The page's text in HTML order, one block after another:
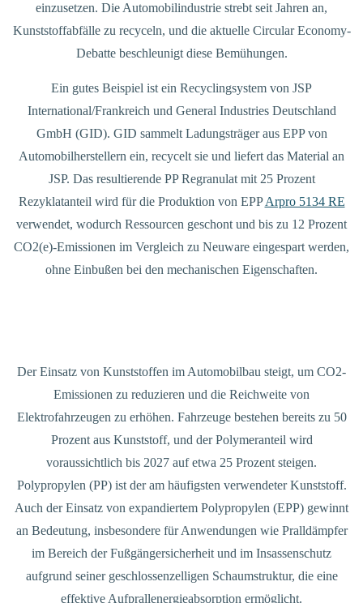
einzusetzen. Die Automobilindustrie strebt seit Jahren an,
Kunststoffabfälle zu recyceln, und die aktuelle Circular Economy-
Debatte beschleunigt diese Bemühungen.
Ein gutes Beispiel ist ein Recyclingsystem von JSP
International/Frankreich und General Industries Deutschland
GmbH (GID). GID sammelt Ladungsträger aus EPP von
Automobilherstellern ein, recycelt sie und liefert das Material an
JSP. Das resultierende PP Regranulat mit 25 Prozent
Rezyklatanteil wird für die Produktion von EPPArpro 5134 RE
verwendet, wodurch Ressourcen geschont und bis zu 12 Prozent
CO2(e)-Emissionen im Vergleich zu Neuware eingespart werden,
ohne Einbußen bei den mechanischen Eigenschaften.
Der Einsatz von Kunststoffen im Automobilbau steigt, um CO2-
Emissionen zu reduzieren und die Reichweite von
Elektrofahrzeugen zu erhöhen. Fahrzeuge bestehen bereits zu 50
Prozent aus Kunststoff, und der Polymeranteil wird
voraussichtlich bis 2027 auf etwa 25 Prozent steigen.
Polypropylen (PP) ist der am häufigsten verwendeter Kunststoff.
Auch der Einsatz von expandiertem Polypropylen (EPP) gewinnt
an Bedeutung, insbesondere für Anwendungen wie Pralldämpfer
im Bereich der Fußgängersicherheit und im Insassenschutz
aufgrund seiner geschlossenzelligen Schaumstruktur, die eine
effektive Aufprallenergieabsorption ermöglicht.